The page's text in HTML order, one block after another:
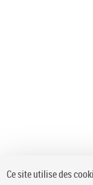
Ce site utilise des